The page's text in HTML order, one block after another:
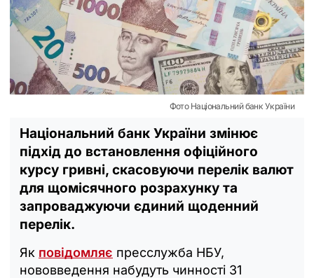
Фото Національний банк України
Національний банк України змінює
підхід до встановлення офіційного
курсу гривні, скасовуючи перелік валют
для щомісячного розрахунку та
запроваджуючи єдиний щоденний
перелік.
Як повідомляє пресслужба НБУ,
нововведення набудуть чинності 31